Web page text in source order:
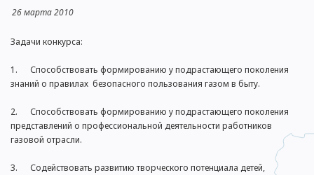
26 марта 2010
Задачи конкурса:
1. Способствовать формированию у подрастающего поколения
знаний о правилах безопасного пользования газом в быту.
2. Способствовать формированию у подрастающего поколения
представлений о профессиональной деятельности работников
газовой отрасли.
3. Содействовать развитию творческого потенциала детей,